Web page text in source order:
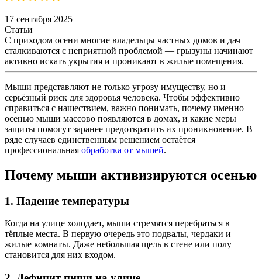
17 сентября 2025
Статьи
С приходом осени многие владельцы частных домов и дач
сталкиваются с неприятной проблемой — грызуны начинают
активно искать укрытия и проникают в жилые помещения.
Мыши представляют не только угрозу имуществу, но и
серьёзный риск для здоровья человека. Чтобы эффективно
справиться с нашествием, важно понимать, почему именно
осенью мыши массово появляются в домах, и какие меры
защиты помогут заранее предотвратить их проникновение. В
ряде случаев единственным решением остаётся
профессиональная обработка от мышей.
Почему мыши активизируются осенью
1. Падение температуры
Когда на улице холодает, мыши стремятся перебраться в
тёплые места. В первую очередь это подвалы, чердаки и
жилые комнаты. Даже небольшая щель в стене или полу
становится для них входом.